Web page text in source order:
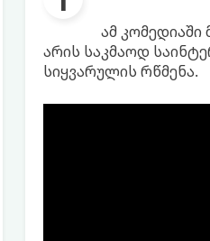
ამ კომედიაში
არის საკმაოდ
სიყვარულის რწმენა.